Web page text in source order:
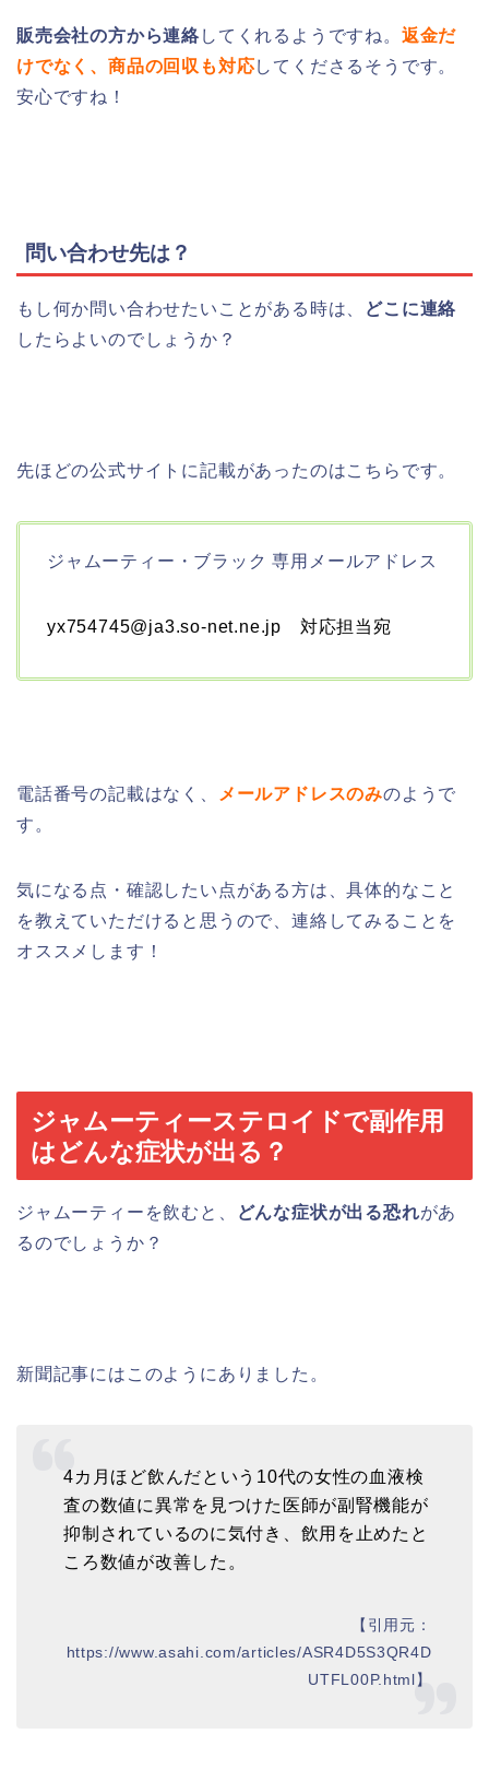
販売会社の方から連絡 してくれるようですね。 返金だ
けでなく、商品の回収も対応してくださるそうです。
安心ですね！
問い合わせ先は？
もし何か問い合わせたいことがある時は、
どこに連絡
したらよいのでしょうか？
先ほどの公式サイトに記載があったのはこちらです。
ジャムーティー・ブラック 専用メールアドレス
yx754745@ja3.so-net.ne.jp 対応担当宛
電話番号の記載はなく、 メールアドレスのみのようで
す。
気になる点・確認したい点がある方は、具体的なこと
を教えていただけると思うので、連絡してみることを
オススメします！
ジャムーティーステロイドで副作用
はどんな症状が出る？
ジャムーティーを飲むと、 どんな症状が出る恐れがあ
るのでしょうか？
新聞記事にはこのようにありました。
4カ月ほど飲んだという10代の女性の血液検
査の数値に異常を見つけた医師が副腎機能が
抑制されているのに気付き、飲用を止めたと
ころ数値が改善した。
【引用元：
https://www.asahi.com/articles/ASR4D5S3QR4D
UTFL00P.html】